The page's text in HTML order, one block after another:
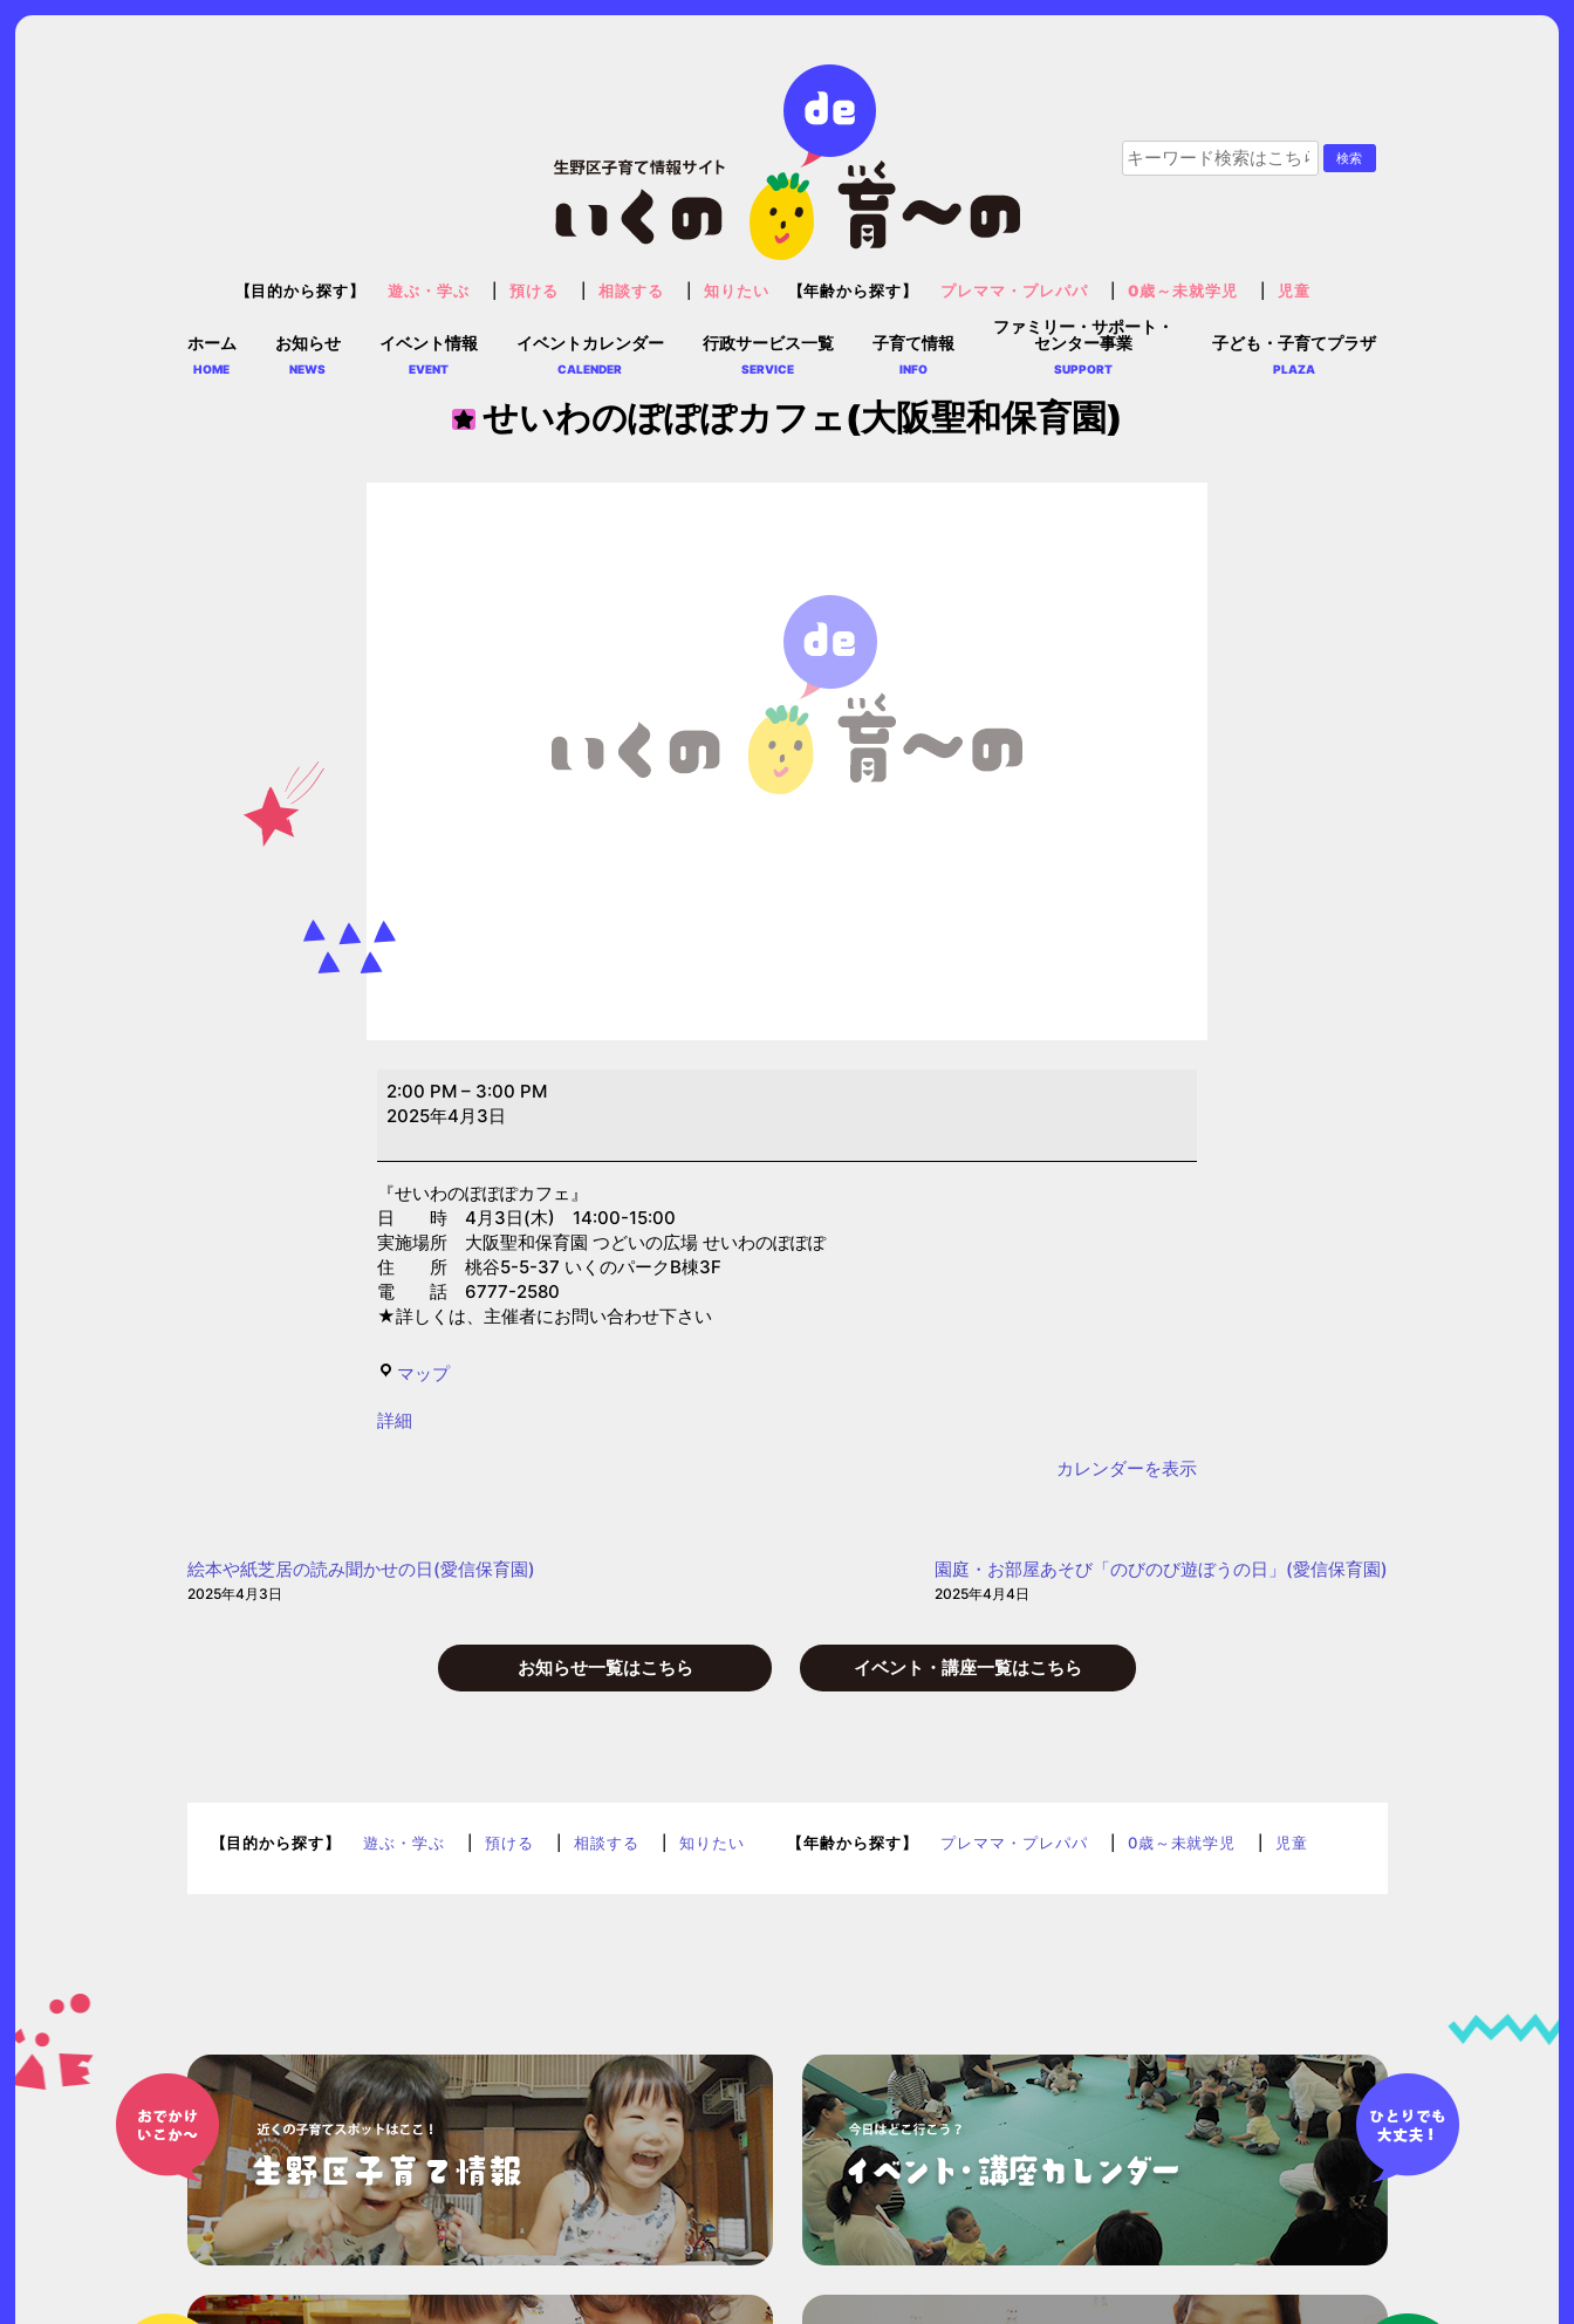
ホーム
HOME
お知らせ
NEWS
イベント情報
EVENT
イベントカレンダー
CALENDER
行政サービス一覧
SERVICE
子育て情報
INFO
ファミリー・サポート・
センター事業
SUPPORT
子ども・子育てプラザ
PLAZA
【目的から探す】 遊ぶ・学ぶ 預ける 相談する 知りたい 【年齢から探す】 プレママ・プレパパ 0歳～未就学児 児童
せいわのぽぽぽカフェ(大阪聖和保育園)
せ
い
ぽ
ぽ
ぽ
カ
フ
阪
園)
2:00 PM – 3:00 PM
2025年4月3日
『せいわのぽぽぽカフェ』
日 時 4月3日(木) 14:00-15:00
実施場所 大阪聖和保育園 つどいの広場 せいわのぽぽぽ
住 所 桃谷5-5-37 いくのパークB棟3F
電 話 6777-2580
★詳しくは、主催者にお問い合わせ下さい
マップせ
{title}
詳細
カレンダーを表示
絵本や紙芝居の読み聞かせの日(愛信保育園)
2025年4月3日
園庭・お部屋あそび「のびのび遊ぼうの日」(愛信保育園)
2025年4月4日
お知らせ一覧はこちら イベント・講座一覧はこちら
【目的から探す】 遊ぶ・学ぶ 預ける 相談する 知りたい 【年齢から探す】 プレママ・プレパパ 0歳～未就学児 児童